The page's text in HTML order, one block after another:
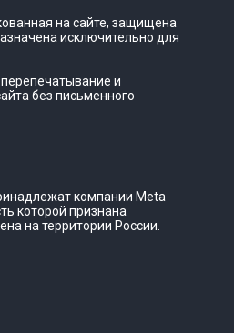
на сайте, защищена
исключительно для
и
без письменного
компании Meta
которой признана
на территории России.